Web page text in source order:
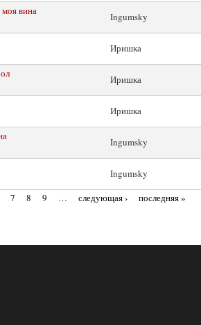
вина
Ingumsky
Иришка
Иришка
Иришка
Ingumsky
Ingumsky
7 8 9 … следующая › последняя »